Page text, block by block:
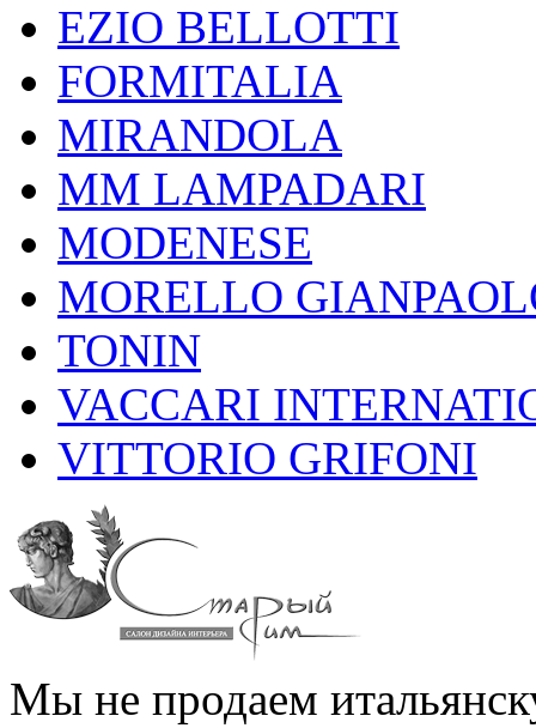
EZIO BELLOTTI
FORMITALIA
MIRANDOLA
MM LAMPADARI
MODENESE
MORELLO
TONIN
VACCARI
VITTORIO GRIFONI
Мы не продаем